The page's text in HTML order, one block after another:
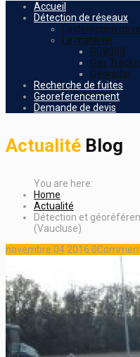
Accueil
Détection de réseaux
La détection de
Le matériel
RD8000
Gas
Géoradar
Recherche de fuites
Georeferencement
Demande de devis
Actualité Blog
Home
Actualité
Détection et
(Vaucluse)
novembre 042016 0